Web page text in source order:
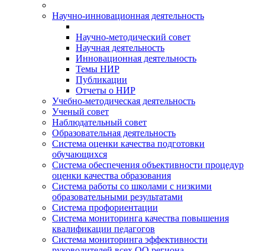
Научно-инновационная деятельность
Научно-методический совет
Научная деятельность
Инновационная деятельность
Темы НИР
Публикации
Отчеты о НИР
Учебно-методическая деятельность
Ученый совет
Наблюдательный совет
Образовательная деятельность
Система оценки качества подготовки
обучающихся
Система обеспечения объективности процедур
оценки качества образования
Система работы со школами с низкими
образовательными результатами
Система профориентации
Система мониторинга качества повышения
квалификации педагогов
Система мониторинга эффективности